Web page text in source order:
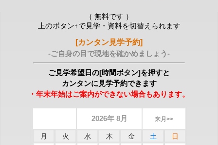
（ 無料です ）
上のボタン↑で見学・資料を切替えられます
[カンタン見学予約]
-ご自身の目で現地を確かめましょう-
ご見学希望日の[時間ボタン]を押すと
カンタンに見学予約できます
・年末年始はご案内ができない場合もあります。
2026年 8月 来月>>
月 火 水 木 金 土
日